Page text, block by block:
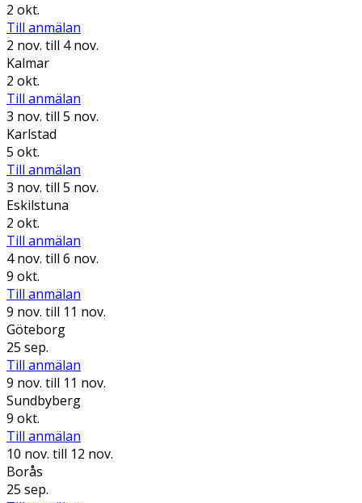
2 okt.
Till anmälan
2 nov. till 4 nov.
Kalmar
2 okt.
Till anmälan
3 nov. till 5 nov.
Karlstad
5 okt.
Till anmälan
3 nov. till 5 nov.
Eskilstuna
2 okt.
Till anmälan
4 nov. till 6 nov.
9 okt.
Till anmälan
9 nov. till 11 nov.
Göteborg
25 sep.
Till anmälan
9 nov. till 11 nov.
Sundbyberg
9 okt.
Till anmälan
10 nov. till 12 nov.
Borås
25 sep.